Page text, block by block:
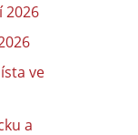
2026
ve
a